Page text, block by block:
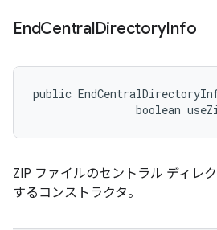
EndCentralDirectoryInfo
public
boolean
ZIP ファイルのセントラル ディレ
するコンストラクタ。